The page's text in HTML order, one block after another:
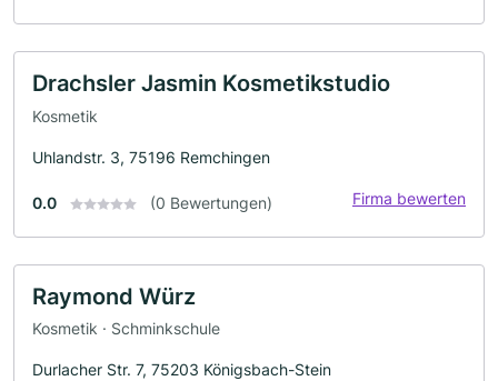
Drachsler Jasmin Kosmetikstudio
Kosmetik
Uhlandstr. 3, 75196 Remchingen
0.0 (0 Bewertungen) Firma bewerten
Raymond Würz
Kosmetik · Schminkschule
Durlacher Str. 7, 75203 Königsbach-Stein